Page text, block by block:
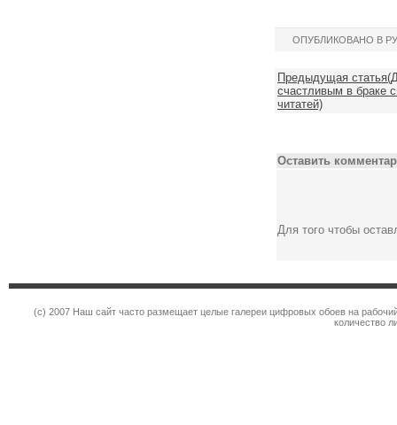
ОПУБЛИКОВАНО В
Предыдущая
счастливым в браке
читатей)
Оставить
Для того чтобы
(c) 2007 Наш сайт часто размещает целые галереи цифровых обоев на
количество